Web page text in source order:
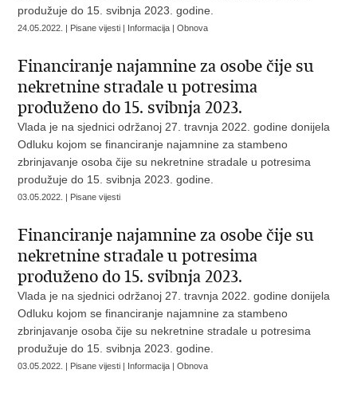
produžuje do 15. svibnja 2023. godine.
24.05.2022. | Pisane vijesti | Informacija | Obnova
Financiranje najamnine za osobe čije su
nekretnine stradale u potresima
produženo do 15. svibnja 2023.
Vlada je na sjednici održanoj 27. travnja 2022. godine donijela
Odluku kojom se financiranje najamnine za stambeno
zbrinjavanje osoba čije su nekretnine stradale u potresima
produžuje do 15. svibnja 2023. godine.
03.05.2022. | Pisane vijesti
Financiranje najamnine za osobe čije su
nekretnine stradale u potresima
produženo do 15. svibnja 2023.
Vlada je na sjednici održanoj 27. travnja 2022. godine donijela
Odluku kojom se financiranje najamnine za stambeno
zbrinjavanje osoba čije su nekretnine stradale u potresima
produžuje do 15. svibnja 2023. godine.
03.05.2022. | Pisane vijesti | Informacija | Obnova